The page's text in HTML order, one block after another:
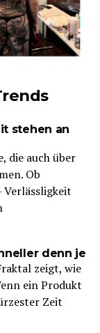
stehen an
die auch über
Ob
Verlässligkeit
denn je
zeigt, wie
ein Produkt
Zeit